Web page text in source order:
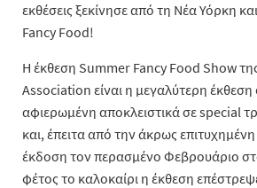
εκθέσεις ξεκίνησε από τη Νέα Υόρκη
Fancy Food!
Η έκθεση Summer Fancy Food Show
Association είναι η μεγαλύτερη έκθεση
αφιερωμένη αποκλειστικά σε special
και, έπειτα από την άκρως επιτυχημένη
έκδοση τον περασμένο Φεβρουάριο
φέτος το καλοκαίρι η έκθεση